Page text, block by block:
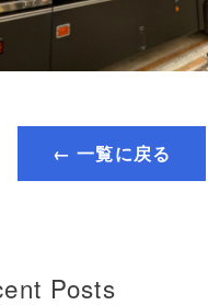
← 一覧に戻る
Posts